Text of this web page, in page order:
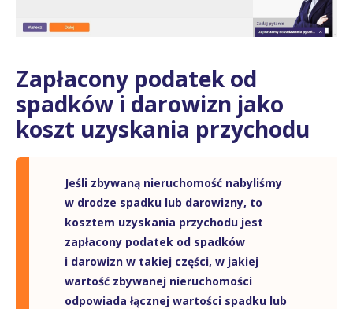
Zapłacony podatek od
spadków i darowizn jako
koszt uzyskania przychodu
Jeśli zbywaną nieruchomość nabyliśmy
w drodze spadku lub darowizny, to
kosztem uzyskania przychodu jest
zapłacony podatek od spadków
i darowizn w takiej części, w jakiej
wartość zbywanej nieruchomości
odpowiada łącznej wartości spadku lub